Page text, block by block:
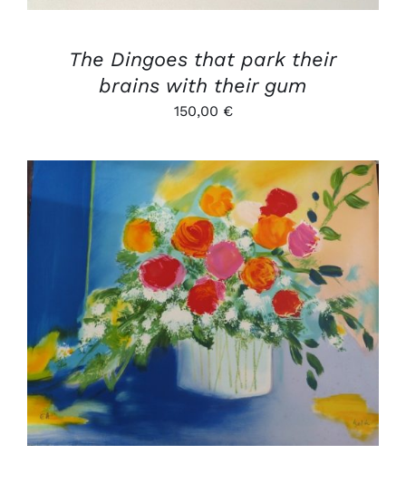
The Dingoes that park their
brains with their gum
150,00 €
AJOUTER AU PANIER
/
DÉTAILS